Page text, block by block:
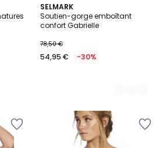
SELMARK
Soutien-gorge emboîtant
confort Gabrielle
78,50 €
54,95 € -30%
5
Couleurs